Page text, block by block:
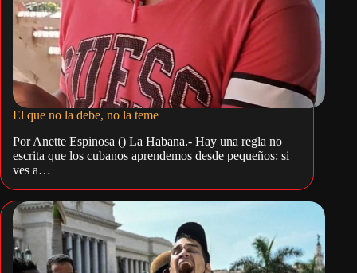
El que no la debe, no la teme
Por Anette Espinosa () La Habana.- Hay una regla no
escrita que los cubanos aprendemos desde pequeños: si
ves a…